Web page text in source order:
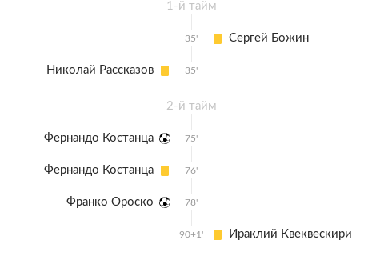
1-й тайм
Сергей Божин
35'
Николай Рассказов 35'
2-й тайм
Фернандо Костанца 75'
Фернандо Костанца 76'
Франко Ороско 78'
Ираклий Квеквескири
90+1'